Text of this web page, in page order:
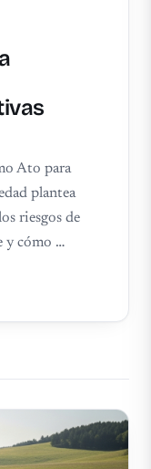
Ato para
plantea
riesgos de
y cómo …